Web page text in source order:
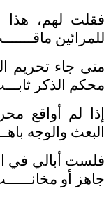
فقلت لهم، هذا
للمرائين
متى جاء تحريم
محكم الذكر
إذا لم أواقع
البعث والوجه
فلست أبالي في
جاهز أو